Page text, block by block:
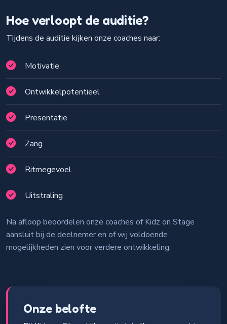
Hoe verloopt de auditie?
Tijdens de auditie kijken onze coaches naar:
Motivatie
Ontwikkelpotentieel
Presentatie
Zang
Ritmegevoel
Uitstraling
Na afloop beoordelen onze coaches of Kidz on Stage
aansluit bij de deelnemer en of wij voldoende
mogelijkheden zien voor verdere ontwikkeling.
Onze belofte